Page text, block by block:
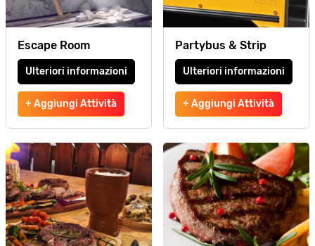
Escape Room
Ulteriori informazioni
+ Aggiungi Attività
Partybus & Strip
Ulteriori informazioni
+ Aggiungi Attività